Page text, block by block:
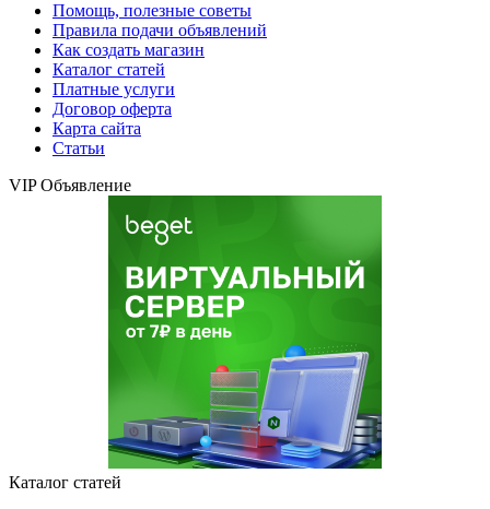
Помощь, полезные советы
Правила подачи объявлений
Как создать магазин
Каталог статей
Платные услуги
Договор оферта
Карта сайта
Статьи
VIP Объявление
Каталог статей